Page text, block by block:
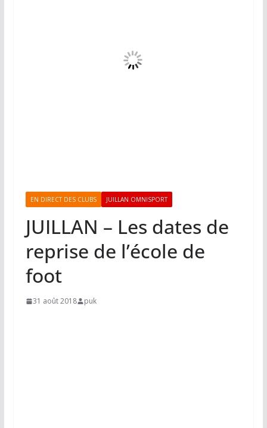
EN DIRECT DES CLUBS JUILLAN OMNISPORT
JUILLAN – Les dates de
reprise de l’école de
foot
31 août 2018 puk